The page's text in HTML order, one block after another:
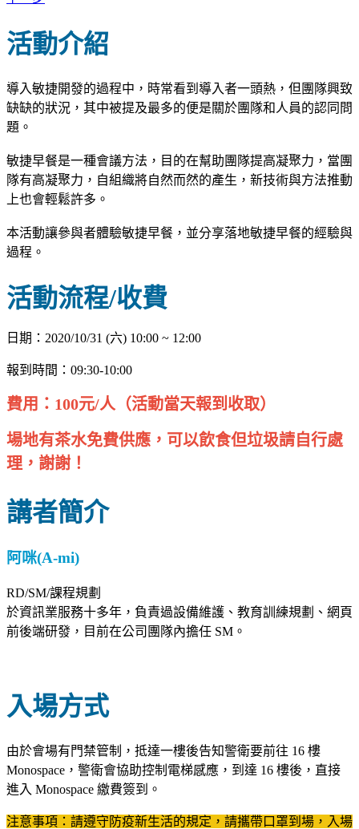
活動介紹
導入敏捷開發的過程中，時常看到導入者一頭熱，但團隊興致
缺缺的狀況，其中被提及最多的便是關於團隊和人員的認同問
題。
敏捷早餐是一種會議方法，目的在幫助團隊提高凝聚力，當團
隊有高凝聚力，自組織將自然而然的產生，新技術與方法推動
上也會輕鬆許多。
本活動讓參與者體驗敏捷早餐，並分享落地敏捷早餐的經驗與
過程。
活動流程/收費
日期：2020/10/31 (六) 10:00 ~ 12:00
報到時間：09:30-10:00
費用：100元/人（活動當天報到收取）
場地有茶水免費供應，可以飲食但垃圾請自行處
理，謝謝！
講者簡介
阿咪(A-mi)
RD/SM/課程規劃
於資訊業服務十多年，負責過設備維護、教育訓練規劃、網頁
前後端研發，目前在公司團隊內擔任 SM。
入場方式
由於會場有門禁管制，抵達一樓後告知警衛要前往 16 樓
Monospace，警衛會協助控制電梯感應，到達 16 樓後，直接
進入 Monospace 繳費簽到。
注意事項：請遵守防疫新生活的規定，請攜帶口罩到場，入場